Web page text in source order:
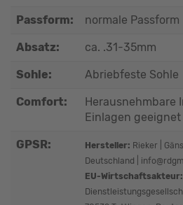
Passform: normale Passform
Absatz: ca. .31-35mm
Sohle: Abriebfeste Sohle
Comfort:
Herausnehmbare
Einlagen geeignet
GPSR: Hersteller: Rieker |
Deutschland |
EU-Wirtschaftsakteur: